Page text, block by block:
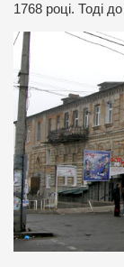
1768 році. Тоді